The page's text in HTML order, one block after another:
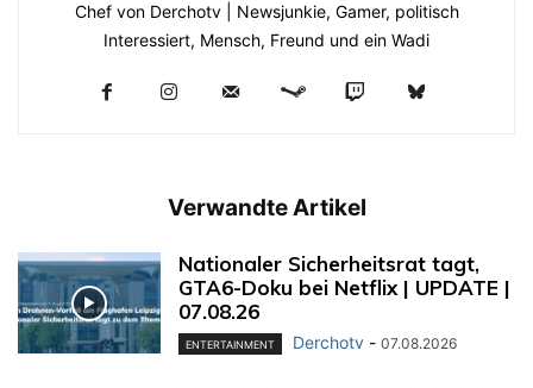
Chef von Derchotv | Newsjunkie, Gamer, politisch
Interessiert, Mensch, Freund und ein Wadi
Verwandte Artikel
Nationaler Sicherheitsrat tagt,
GTA6-Doku bei Netflix | UPDATE |
07.08.26
ENTERTAINMENT Derchotv - 07.08.2026